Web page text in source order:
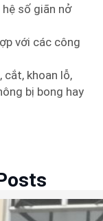
số giãn nở
với các công
khoan lỗ,
bị bong hay